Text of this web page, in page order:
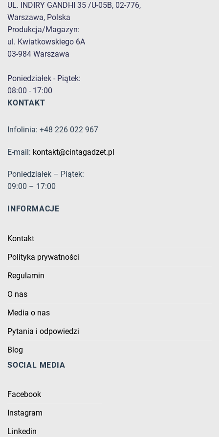
UL. INDIRY GANDHI 35 /U-05B, 02-776,
Warszawa, Polska
Produkcja/Magazyn:
ul. Kwiatkowskiego 6A
03-984 Warszawa
Poniedziałek - Piątek:
08:00 - 17:00
KONTAKT
Infolinia: +48 226 022 967
E-mail: kontakt@cintagadzet.pl
Poniedziałek – Piątek:
09:00 – 17:00
INFORMACJE
Kontakt
Polityka prywatności
Regulamin
O nas
Media o nas
Pytania i odpowiedzi
Blog
SOCIAL MEDIA
Facebook
Instagram
Linkedin